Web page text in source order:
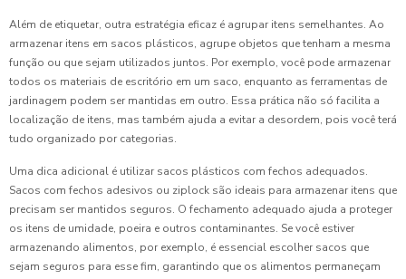
Além de etiquetar, outra estratégia eficaz é agrupar itens semelhantes. Ao
armazenar itens em sacos plásticos, agrupe objetos que tenham a mesma
função ou que sejam utilizados juntos. Por exemplo, você pode armazenar
todos os materiais de escritório em um saco, enquanto as ferramentas de
jardinagem podem ser mantidas em outro. Essa prática não só facilita a
localização de itens, mas também ajuda a evitar a desordem, pois você terá
tudo organizado por categorias.
Uma dica adicional é utilizar sacos plásticos com fechos adequados.
Sacos com fechos adesivos ou ziplock são ideais para armazenar itens que
precisam ser mantidos seguros. O fechamento adequado ajuda a proteger
os itens de umidade, poeira e outros contaminantes. Se você estiver
armazenando alimentos, por exemplo, é essencial escolher sacos que
sejam seguros para esse fim, garantindo que os alimentos permaneçam